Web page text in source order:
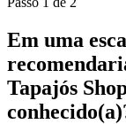
Em uma
Tapajós
conhecido(a)